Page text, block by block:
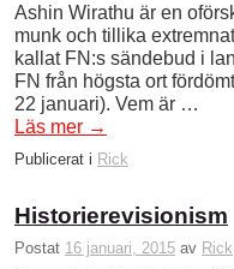
Ashin Wirathu är en
munk och tillika
kallat FN:s sändebud i
FN från högsta ort
22 januari). Vem är …
Läs mer →
Publicerat i Rick
Historierevisionism
Postat 16 januari, 2015 av Rick